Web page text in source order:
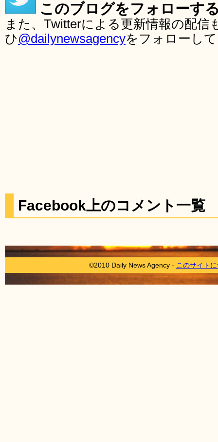
このブログをフォローす
また、Twitterによる更新情報の配
ひ@dailynewsagencyをフォローし
Facebook上のコメント一覧
©2010 Daily News Agency - このサイト